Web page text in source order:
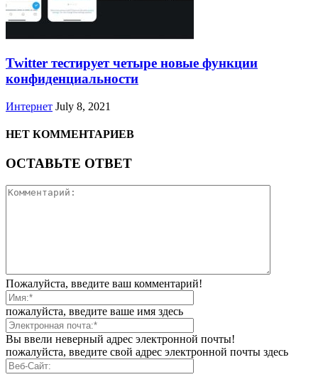
Twitter тестирует четыре новые функции
конфиденциальности
Интернет July 8, 2021
НЕТ КОММЕНТАРИЕВ
ОСТАВЬТЕ ОТВЕТ
Пожалуйста, введите ваш комментарий!
пожалуйста, введите ваше имя здесь
Вы ввели неверный адрес электронной почты!
пожалуйста, введите свой адрес электронной почты здесь